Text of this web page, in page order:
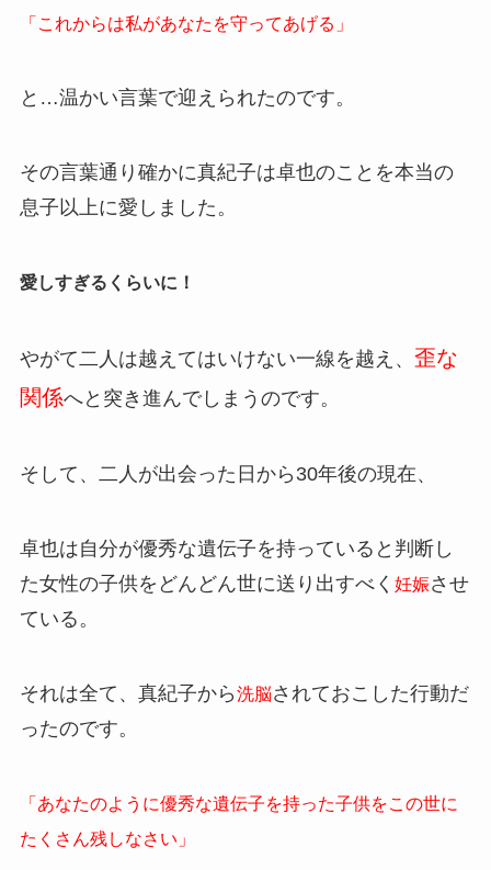
「これからは私があなたを守ってあげる」
と…温かい言葉で迎えられたのです。
その言葉通り確かに真紀子は卓也のことを本当の
息子以上に愛しました。
愛しすぎるくらいに！
やがて二人は越えてはいけない一線を越え、 歪な
関係へと突き進んでしまうのです。
そして、二人が出会った日から30年後の現在、
卓也は自分が優秀な遺伝子を持っていると判断し
た女性の子供をどんどん世に送り出すべく 妊娠させ
ている。
それは全て、真紀子から洗脳されておこした行動だ
ったのです。
「あなたのように優秀な遺伝子を持った子供をこの世に
たくさん残しなさい」